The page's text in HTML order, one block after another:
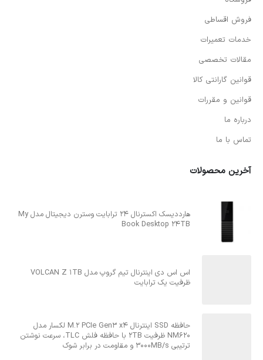
فروش اقساطی
خدمات تعمیرات
مقالات تخصصی
قوانین گارانتی کالا
قوانین و مقررات
درباره ما
تماس با ما
آخرین محصولات
هارددیسک اکسترنال 24 ترابایت وسترن دیجیتال مدل My
Book Desktop 24TB
اس اس دی اینترنال تیم گروپ مدل VOLCAN Z 1TB
ظرفیت یک ترابایت
حافظه SSD اینترنال M.2 PCIe Gen3 x4 لکسار مدل
NM620 ظرفیت 2TB با حافظه فلش TLC، سرعت نوشتن
ترتیبی 3000MB/s و مقاومت در برابر شوک